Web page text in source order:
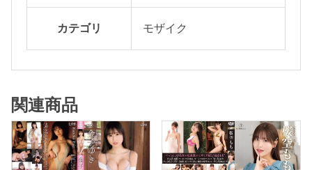
カテゴリ モザイク
関連商品